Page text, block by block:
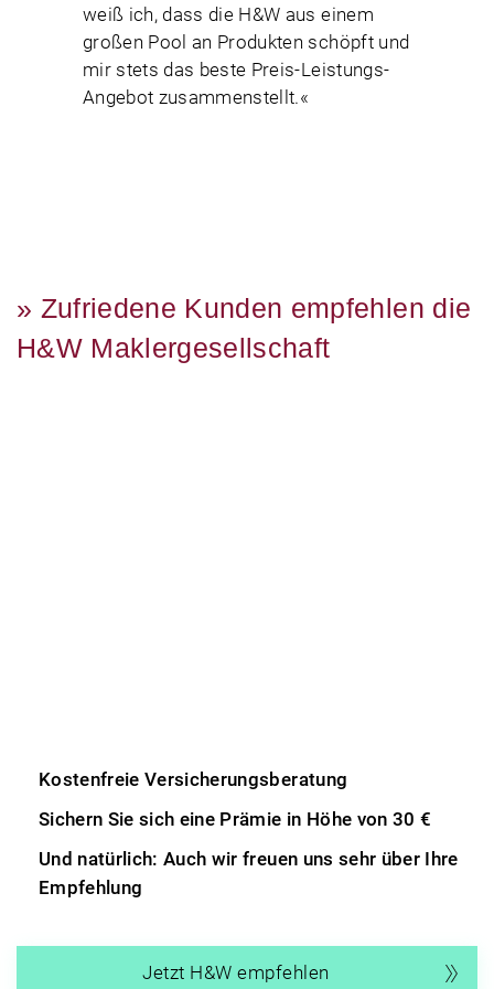
weiß ich, dass die H&W aus einem
großen Pool an Produkten schöpft und
mir stets das beste Preis-Leistungs-
Angebot zusammenstellt.«
» Zufriedene Kunden empfehlen die
H&W Maklergesellschaft
Kostenfreie Versicherungsberatung
Sichern Sie sich eine Prämie in Höhe von 30 €
Und natürlich: Auch wir freuen uns sehr über Ihre
Empfehlung
Jetzt H&W empfehlen